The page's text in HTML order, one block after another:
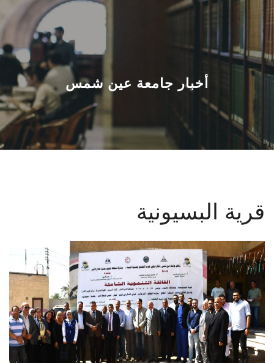
الرئيسيـة
عن الجامعة
القطاعـات
الشئون الأكاديمية
البحث العلمي
الأنظمة الذكية
الإعلام
تواصل معنا
الطلاب
أخبار جامعة عين شمس
قرية البسيونية